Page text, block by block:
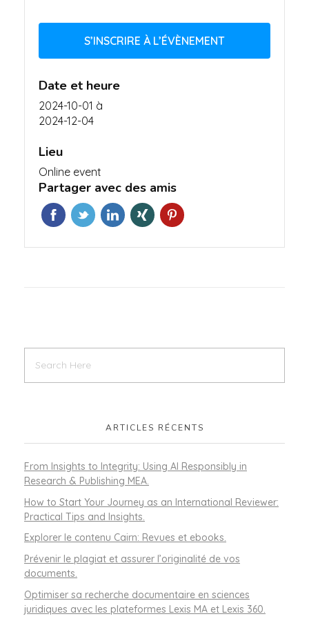
S’INSCRIRE À L’ÉVÈNEMENT
Date et heure
2024-10-01 à
2024-12-04
Lieu
Online event
Partager avec des amis
ARTICLES RÉCENTS
From Insights to Integrity: Using AI Responsibly in
Research & Publishing MEA.
How to Start Your Journey as an International Reviewer:
Practical Tips and Insights.
Explorer le contenu Cairn: Revues et ebooks.
Prévenir le plagiat et assurer l’originalité de vos
documents.
Optimiser sa recherche documentaire en sciences
juridiques avec les plateformes Lexis MA et Lexis 360.